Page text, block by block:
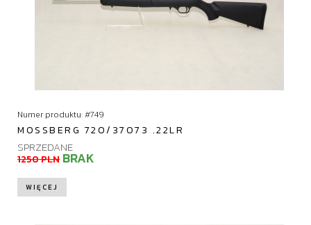
Numer produktu: #749
MOSSBERG 720/37073 .22LR
SPRZEDANE
1250 PLN BRAK
WIĘCEJ